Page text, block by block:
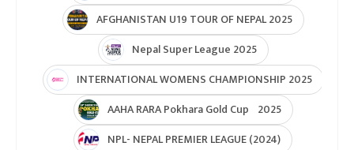
AFGHANISTAN U19 TOUR OF NEPAL 2025
Nepal Super League 2025
INTERNATIONAL WOMENS CHAMPIONSHIP 2025
AAHA RARA Pokhara Gold Cup 2025
NPL- NEPAL PREMIER LEAGUE (2024)